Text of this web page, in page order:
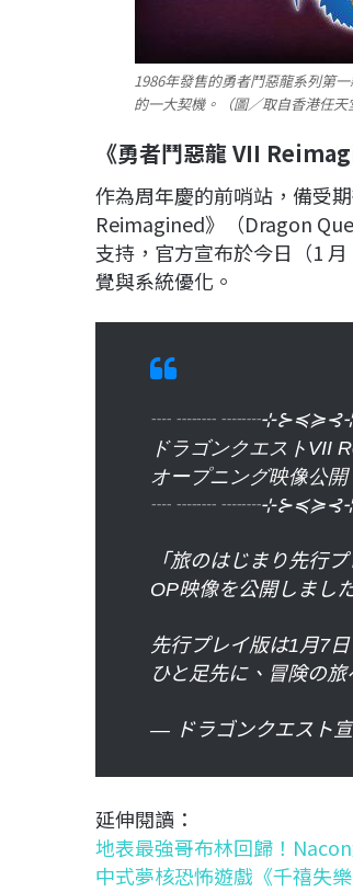
1986年發售的勇者鬥惡龍系列第
的一大契機。（圖／取自香港任天
《勇者鬥惡龍 VII
作為周年慶的前哨站，備受
Reimagined》（Dragon
支持，官方宣布於今日（1
覺與系統優化。
┈ ┈┈
ドラゴンクエストVII
オープニング映像公開
┈ ┈┈
「旅のはじまり先行
OP映像を公開しまし
先行プレイ版は1月7
ひと足先に、冒険の旅
— ドラゴンクエスト
延伸閱讀：
地表最強哥布林回歸！
中式夢核恐怖遊戲《千禧失